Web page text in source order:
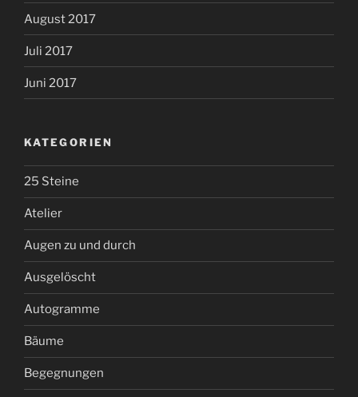
August 2017
Juli 2017
Juni 2017
KATEGORIEN
25 Steine
Atelier
Augen zu und durch
Ausgelöscht
Autogramme
Bäume
Begegnungen